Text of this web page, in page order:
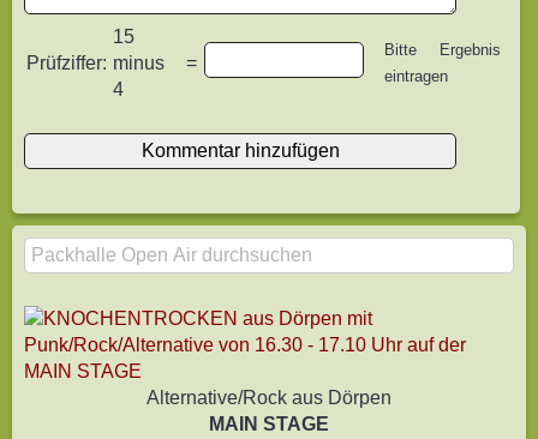
Prüfziffer:
15
minus
4
=
Bitte Ergebnis
eintragen
Alternative/Rock aus Dörpen
MAIN STAGE